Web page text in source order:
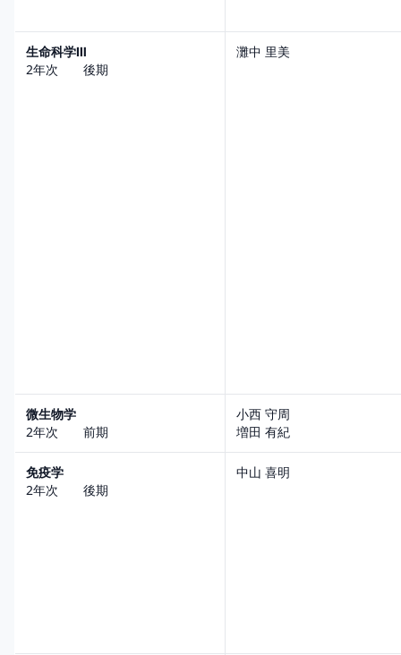
生命科学Ⅲ
2年次 後期
灘中 里美
微生物学
2年次 前期
小西 守周
増田 有紀
免疫学
2年次 後期
中山 喜明